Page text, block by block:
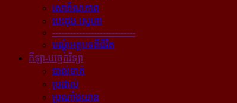
សោភ័ណភាព
បេះដូង ស្នេហា
----------------------------
បណ្ដុំអត្ថបទពីជីវិត
កីឡា-បច្ចេកវិទ្យា
បាល់ទាត់
ប្រដាល់
ប្រណាំងយាន